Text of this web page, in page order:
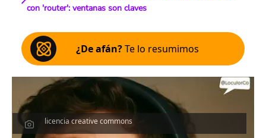
con 'router': ventanas son claves
¿De afán?Te lo resumimos
licencia creative commons